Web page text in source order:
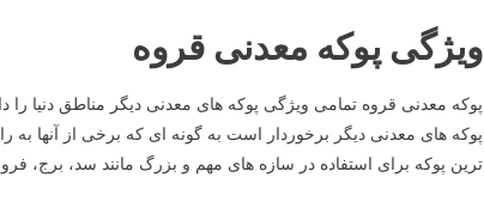
ویژگی پوکه معدنی قروه
پوکه معدنی قروه تمامی ویژگی پوکه های معدنی دیگر مناطق دنیا
پوکه های معدنی دیگر برخوردار است به گونه ای که برخی از آنها
ترین پوکه برای استفاده در سازه های مهم و بزرگ مانند سد، برج،